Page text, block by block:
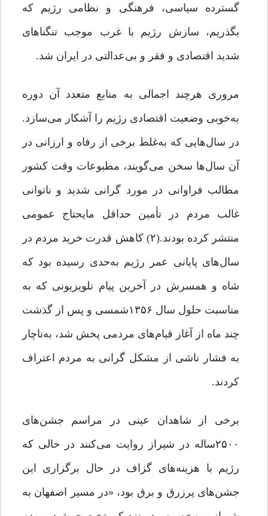
گسترده سیاسی، فرهنگی و نظامی رژیم که
بگذریم، سازش رژیم با غرب موجب تنگناهای
شدید اقتصادی و فقر و بی‌عدالتی در ایران شد.
مروری هرچند اجمالی به منابع متعدد آن دوره
به‌خوبی وضعیت اقتصادی رژیم را آشکار می‌سازد.
در سال‌هایی که به‌غلط برخی از رفاه و ارزانی در
آن سال‌ها سخن می‌گویند، مطبوعات وقت کشور
مطالب فراوانی در مورد گرانی شدید و ناتوانی
غالب مردم در تأمین حداقل مایحتاج عمومی
منتشر کرده بودند.(۲) کاهش قدرت خرید مردم در
سال‌های پایانی عمر رژیم به‌حدی رسیده بود که
شاه و همسرش در آخرین پیام تلویزیونی که به
مناسبت حلول سال ۱۳۵۶شمسی و پس از گذشت
چند ماه از آغاز قیام‌های مردمی پخش شد، به‌ناچار
به فشار ناشی از مشکل گرانی به مردم اعتراف
کردند.
برخی از شاهدان عینی در مراسم جشن‌های
۲۵۰۰ساله در شیراز روایت می‌کنند در حالی که
رژیم با هزینه‌های گزاف در حال برگزاری این
جشن‌های پرزرق و برق بود، «در مسیر اصفهان به